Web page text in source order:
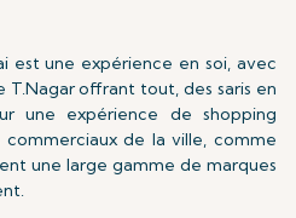
est une expérience en soi, avec
T.Nagar offrant tout, des saris en
une expérience de shopping
de la ville, comme
une large gamme de marques